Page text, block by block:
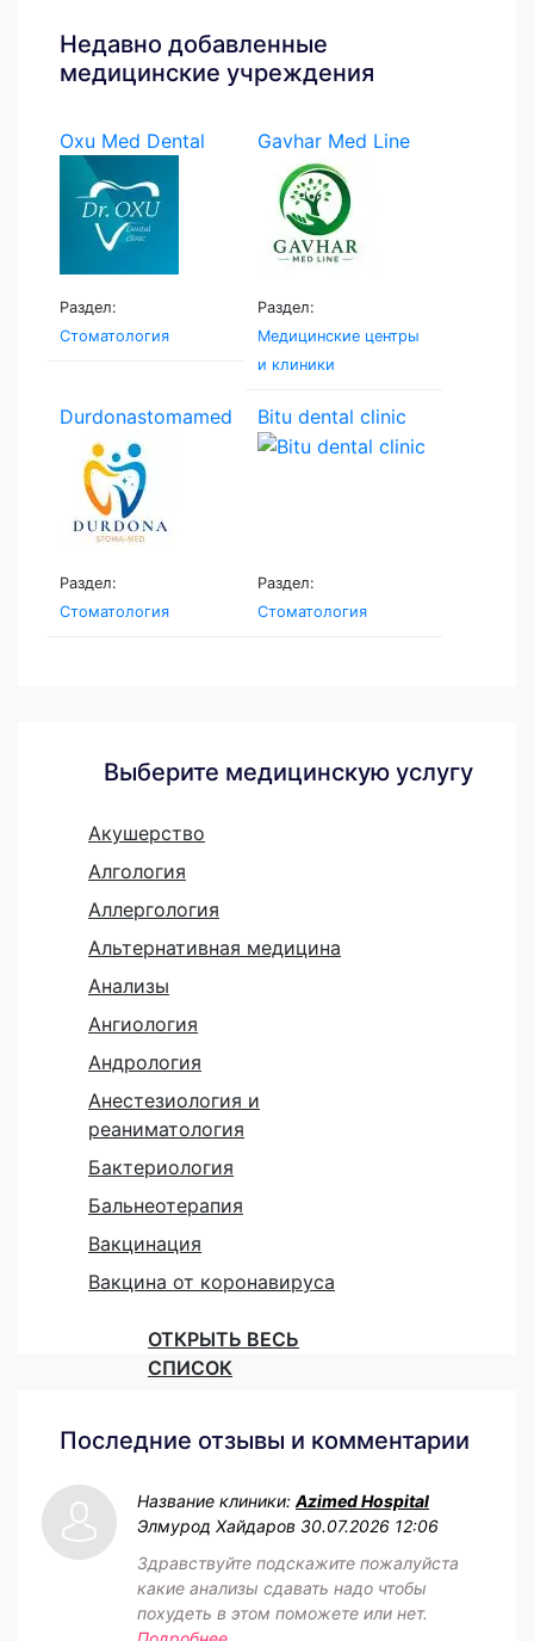
Недавно добавленные
медицинские учреждения
Oxu Med Dental
Раздел:
Стоматология
Gavhar Med Line
Раздел:
Медицинские центры
и клиники
Durdonastomamed
Раздел:
Стоматология
Bitu dental clinic
Раздел:
Стоматология
Выберите медицинскую услугу
Акушерство
Алгология
Аллергология
Альтернативная медицина
Анализы
Ангиология
Андрология
Анестезиология и
реаниматология
Бактериология
Бальнеотерапия
Вакцинация
Вакцина от коронавируса
ОТКРЫТЬ ВЕСЬ
СПИСОК
Последние отзывы и комментарии
Название клиники: Azimed Hospital
Элмурод Хайдаров 30.07.2026 12:06
Здравствуйте подскажите пожалуйста
какие анализы сдавать надо чтобы
похудеть в этом поможете или нет.